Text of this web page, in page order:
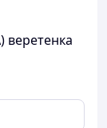
веретенка
масло для
Масло